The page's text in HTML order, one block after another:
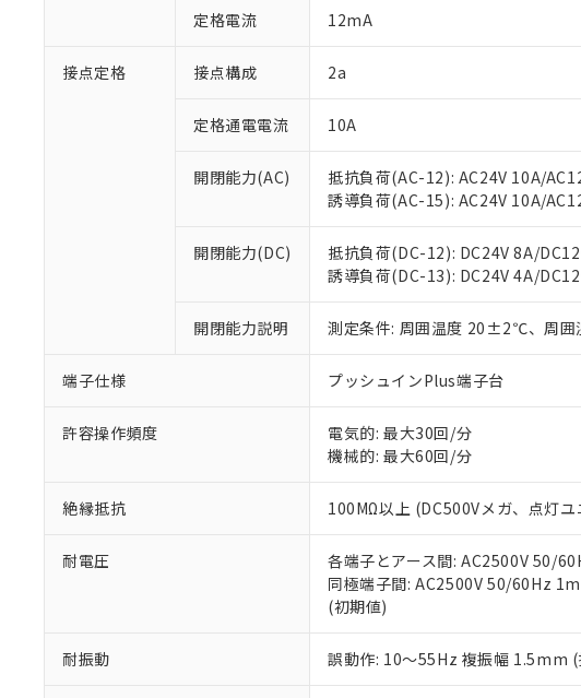
定格電流 12mA
接点定格 接点構成 2a
定格通電電流 10A
開閉能力(AC)
抵抗負荷(AC-12): AC24V 10A/
誘導負荷(AC-15): AC24V 10A/
開閉能力(DC)
抵抗負荷(DC-12): DC24V 8A/
誘導負荷(DC-13): DC24V 4A/
開閉能力説明 測定条件: 周囲温度 20±2℃、周
端子仕様 プッシュインPlus端子台
許容操作頻度
電気的: 最大30回/分
機械的: 最大60回/分
絶縁抵抗 100MΩ以上 (DC500Vメガ、点灯ユ
耐電圧
各端子とアース間: AC2500V 50/
同極端子間: AC2500V 50/60Hz
(初期値)
耐振動 誤動作: 10～55Hz 複振幅 1.5mm
い。
正式な納期状況および標
当社販売員にご相談くだ
オムロン制御機器販売店
在庫状況および標準価格
す。
マイパーツ機能（部品リ
お客様が当ウェブサイト
が、当社の製品・サービ
さい。
※当社の共同利用者とは
いる法人を指します。
但し、RoHS指令で産業用監視および制
※2 対応予定月
部品在庫の切り替え状況などに
※3 非含有証明書ダウンロ
下記の非含有証明書をダウンロ
EU RoHS指令（10物質）の非含
51物質の非含有証明書（当社基
※本証明書は発行日時点で非含
また、RoHS指令のフタル酸エ
混在することから備考欄に対
り割愛しております。
「○」：最大均質材料含有率
「×」：最大均質材料含有率が
*中国RoHS10物質の基準値 (GB/
Pb(鉛) :1000ppm、 Hg(水銀) : 1000ppm
Cr(Ⅵ)(六価クロム) : 1000ppm、 PBBs(
DBP(フタル酸ジブチル) : 1000ppm、
DEHP(フタル酸ビス(2-エチルヘキシル))
※2 環境保護使用期限
「ｅ」：有害物質（10物質）の
「10」：通常の使用状況下に
味します。
当社は、これら貴社製品
当社は貴社製品を、核兵
置等に一切使用いたしま
当社は、貴社製品を第三
また当社は、販売先およ
たしません。
号
○ 一定数以上の在庫あり
△ 一定数には満たない
－
在庫なし(最新の在庫
機器販売店・当社販
空
白
受注生産機種、また